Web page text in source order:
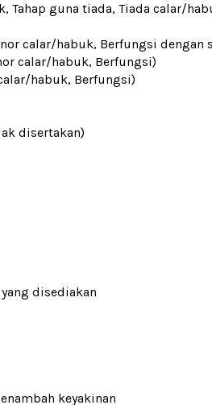
Tahap guna tiada, Tiada calar/
calar/habuk, Berfungsi dengan
calar/habuk, Berfungsi)
habuk, Berfungsi)
disertakan)
disediakan
keyakinan